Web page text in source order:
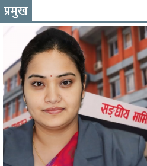
प्रमुख